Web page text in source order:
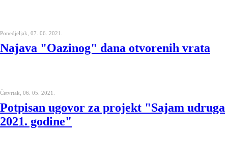
Ponedjeljak, 07. 06. 2021.
Najava "Oazinog" dana otvorenih vrata
Četvrtak, 06. 05. 2021.
Potpisan ugovor za projekt "Sajam udruga
2021. godine"